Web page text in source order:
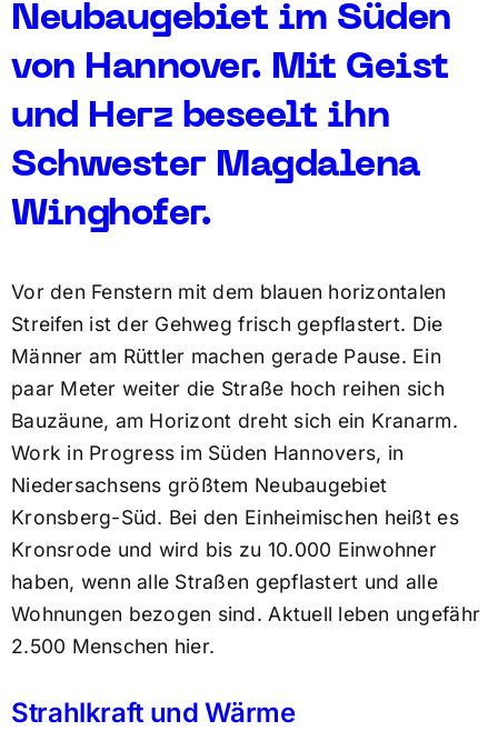
Neubaugebiet im Süden
von Hannover. Mit Geist
und Herz beseelt ihn
Schwester Magdalena
Winghofer.
Vor den Fenstern mit dem blauen horizontalen
Streifen ist der Gehweg frisch gepflastert. Die
Männer am Rüttler machen gerade Pause. Ein
paar Meter weiter die Straße hoch reihen sich
Bauzäune, am Horizont dreht sich ein Kranarm.
Work in Progress im Süden Hannovers, in
Niedersachsens größtem Neubaugebiet
Kronsberg-Süd. Bei den Einheimischen heißt es
Kronsrode und wird bis zu 10.000 Einwohner
haben, wenn alle Straßen gepflastert und alle
Wohnungen bezogen sind. Aktuell leben ungefähr
2.500 Menschen hier.
Strahlkraft und Wärme